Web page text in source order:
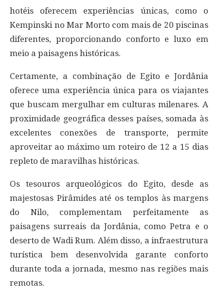
hotéis oferecem experiências únicas, como o
Kempinski no Mar Morto com mais de 20 piscinas
diferentes, proporcionando conforto e luxo em
meio a paisagens históricas.
Certamente, a combinação de Egito e Jordânia
oferece uma experiência única para os viajantes
que buscam mergulhar em culturas milenares. A
proximidade geográfica desses países, somada às
excelentes conexões de transporte, permite
aproveitar ao máximo um roteiro de 12 a 15 dias
repleto de maravilhas históricas.
Os tesouros arqueológicos do Egito, desde as
majestosas Pirâmides até os templos às margens
do Nilo, complementam perfeitamente as
paisagens surreais da Jordânia, como Petra e o
deserto de Wadi Rum. Além disso, a infraestrutura
turística bem desenvolvida garante conforto
durante toda a jornada, mesmo nas regiões mais
remotas.